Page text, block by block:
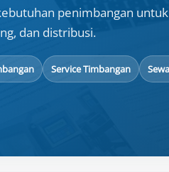
penimbangan
dan distribusi.
Service Timbangan